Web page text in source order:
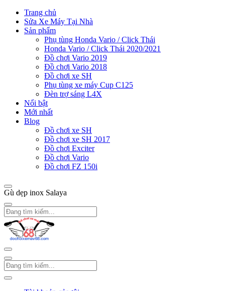
Trang chủ
Sửa Xe Máy Tại Nhà
Sản phẩm
Phụ tùng Honda Vario / Click Thái
Honda Vario / Click Thái 2020/2021
Đồ chơi Vario 2019
Đồ chơi Vario 2018
Đồ chơi xe SH
Phụ tùng xe máy Cup C125
Đèn trợ sáng L4X
Nổi bật
Mới nhất
Blog
Đồ chơi xe SH
Đồ chơi xe SH 2017
Đồ chơi Exciter
Đồ chơi Vario
Đồ chơi FZ 150i
Gù dẹp inox Salaya